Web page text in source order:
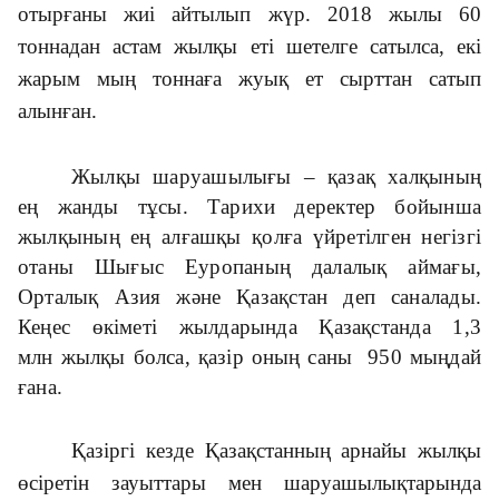
отырғаны жиі айтылып жүр. 2018 жылы 60
тоннадан астам жылқы еті шетелге сатылса, екі
жарым мың тоннаға жуық ет сырттан сатып
алынған.
Жылқы шаруашылығы – қазақ халқының
ең жанды тұсы. Тарихи деректер бойынша
жылқының ең алғашқы қолға үйретілген негізгі
отаны Шығыс Еуропаның далалық аймағы,
Орталық Азия және Қазақстан деп саналады.
Кеңес өкіметі жылдарын­да Қазақстанда 1,3
млн жылқы болса, қазір оның саны 950 мыңдай
ғана.
Қазіргі кезде Қазақстанның ар­найы жылқы
өсіретін зауыттары мен шаруашылықтарында